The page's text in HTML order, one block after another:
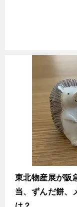
東北物産展が阪
当、ずんだ餅、